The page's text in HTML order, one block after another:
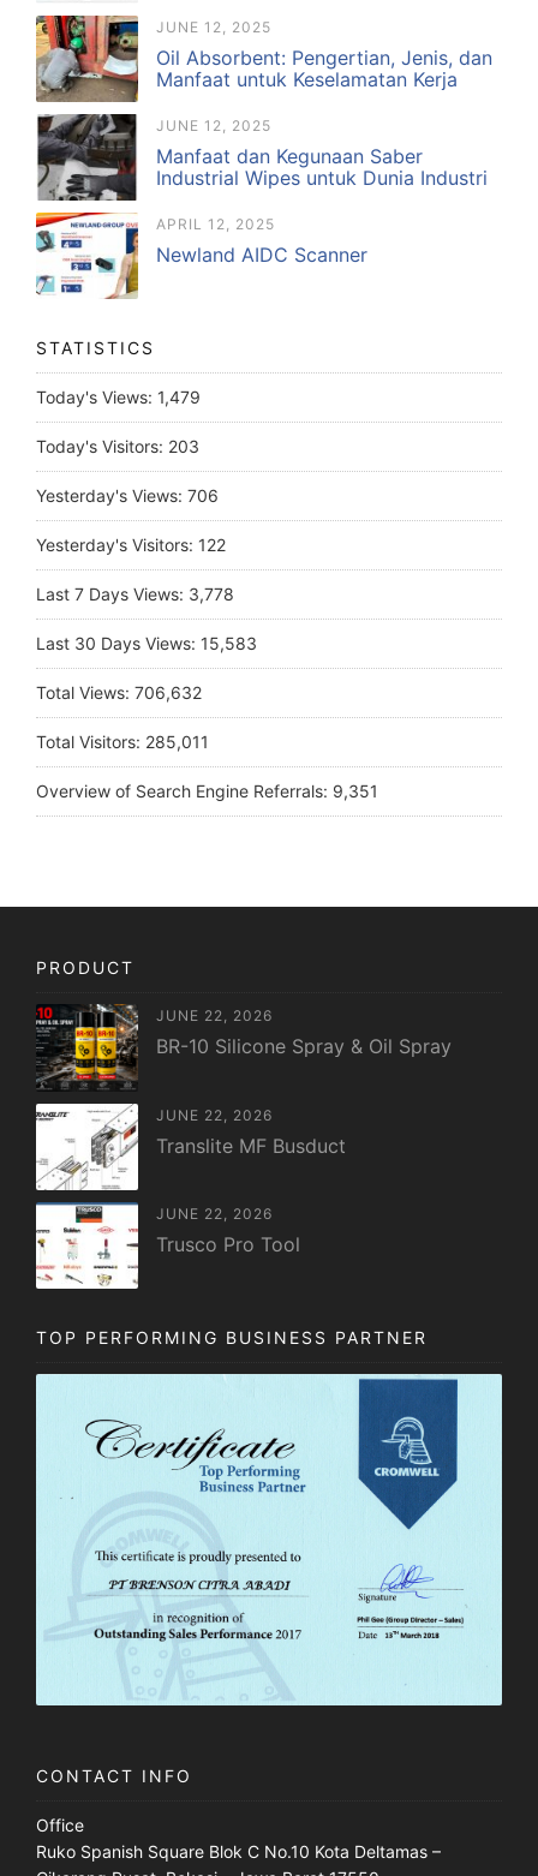
JUNE 12, 2025
Oil Absorbent: Pengertian, Jenis, dan
Manfaat untuk Keselamatan Kerja
JUNE 12, 2025
Manfaat dan Kegunaan Saber
Industrial Wipes untuk Dunia Industri
APRIL 12, 2025
Newland AIDC Scanner
STATISTICS
Today's Views: 1,479
Today's Visitors: 203
Yesterday's Views: 706
Yesterday's Visitors: 122
Last 7 Days Views: 3,778
Last 30 Days Views: 15,583
Total Views: 706,632
Total Visitors: 285,011
Overview of Search Engine Referrals: 9,351
PRODUCT
JUNE 22, 2026
BR-10 Silicone Spray & Oil Spray
JUNE 22, 2026
Translite MF Busduct
JUNE 22, 2026
Trusco Pro Tool
TOP PERFORMING BUSINESS PARTNER
CONTACT INFO
Office
Ruko Spanish Square Blok C No.10 Kota Deltamas –